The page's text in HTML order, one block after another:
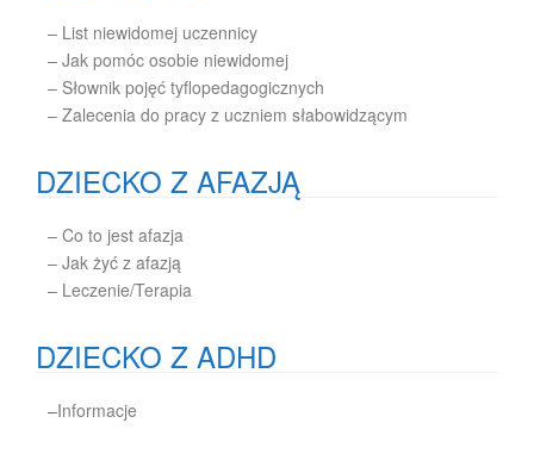
– List niewidomej uczennicy
– Jak pomóc osobie niewidomej
– Słownik pojęć tyflopedagogicznych
– Zalecenia do pracy z uczniem słabowidzącym
DZIECKO Z AFAZJĄ
– Co to jest afazja
– Jak żyć z afazją
– Leczenie/Terapia
DZIECKO Z ADHD
–Informacje